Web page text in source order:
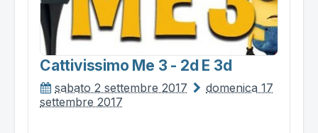
Cattivissimo Me 3 - 2d E 3d
sabato 2 settembre 2017
domenica 17
settembre 2017